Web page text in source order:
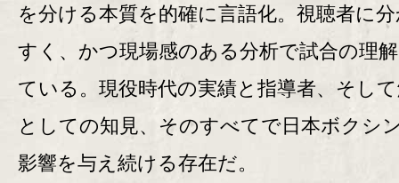
を分ける本質を的確に言語化。視聴者に
すく、かつ現場感のある分析で試合の理
ている。現役時代の実績と指導者、そし
としての知見、そのすべてで日本ボクシ
影響を与え続ける存在だ。